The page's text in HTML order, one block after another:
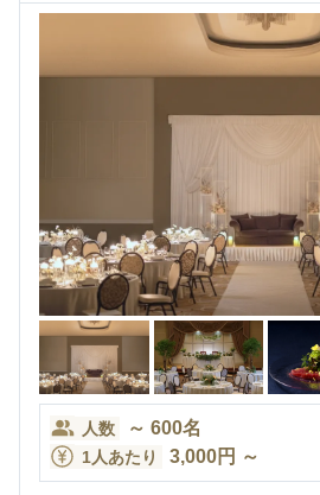
人数 ～ 600名
1人あたり 3,000円 ～